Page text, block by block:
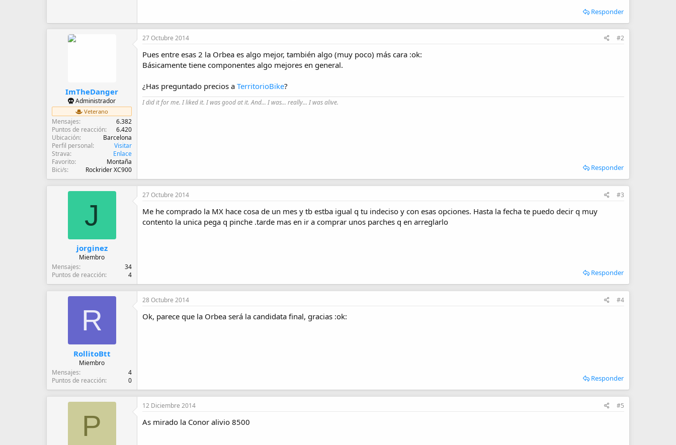
Responder
ImTheDanger
Administrador
Veterano
Mensajes
6.382
Puntos de reacción
6.420
Ubicación
Barcelona
Perfil personal
Visitar
Strava
Enlace
Favorito
Montaña
Bici/s
Rockrider XC900
27 Octubre 2014 #2
Pues entre esas 2 la Orbea es algo mejor, también algo (muy poco) más cara :ok:
Básicamente tiene componentes algo mejores en general.
¿Has preguntado precios a TerritorioBike?
I did it for me. I liked it. I was good at it. And... I was... really... I was alive.
Responder
J
jorginez
Miembro
Mensajes
34
Puntos de reacción
4
27 Octubre 2014 #3
Me he comprado la MX hace cosa de un mes y tb estba igual q tu indeciso y con esas opciones. Hasta la fecha te puedo decir q muy
contento la unica pega q pinche .tarde mas en ir a comprar unos parches q en arreglarlo
Responder
R
RollitoBtt
Miembro
Mensajes
4
Puntos de reacción
0
28 Octubre 2014 #4
Ok, parece que la Orbea será la candidata final, gracias :ok:
Responder
P
12 Diciembre 2014 #5
As mirado la Conor alivio 8500